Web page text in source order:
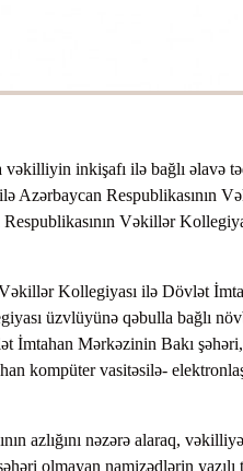
inkişafı ilə bağlı əlavə
Respublikasının
Vəkillər
Kollegiyası ilə Dövlət
üzvlüyünə qəbulla bağlı
İmtahan Mərkəzinin Bakı
kompüter vasitəsilə-
azlığını nəzərə alaraq,
olmayan namizədlərin